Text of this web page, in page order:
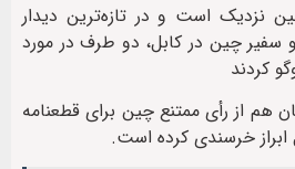
نزدیک است و در تازه‌ترین دیدار
سفیر چین در کابل، دو طرف در مورد
کردند
هم از رأی ممتنع چین برای قطعنامه
خرسندی کرده‌ است.